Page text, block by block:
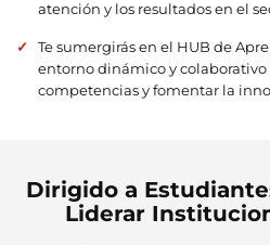
atención y los resultados en el
Te sumergirás en el HUB de
entorno dinámico y colaborativo
competencias y fomentar la
Dirigido a
Liderar